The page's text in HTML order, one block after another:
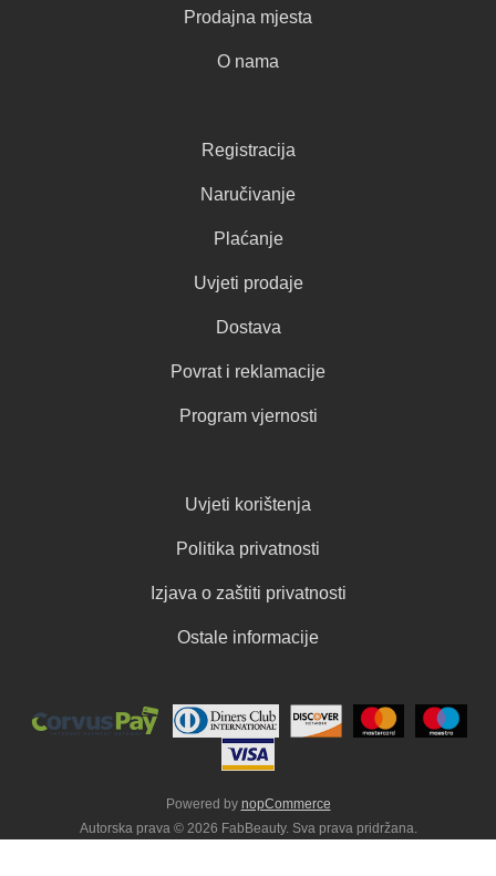
Prodajna mjesta
O nama
Registracija
Naručivanje
Plaćanje
Uvjeti prodaje
Dostava
Povrat i reklamacije
Program vjernosti
Uvjeti korištenja
Politika privatnosti
Izjava o zaštiti privatnosti
Ostale informacije
Powered by nopCommerce
Autorska prava © 2026 FabBeauty. Sva prava pridržana.